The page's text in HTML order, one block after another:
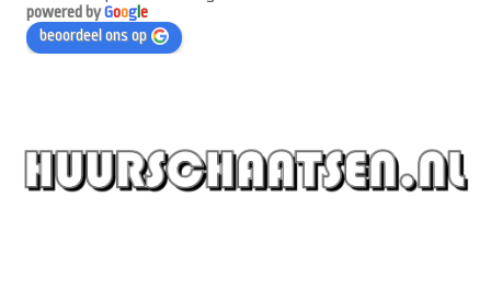
powered byGooge
beoordeel ons op